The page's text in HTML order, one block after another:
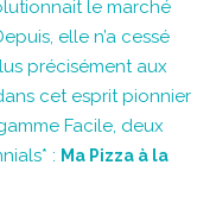
le marché
elle n’a cessé
précisément aux
cet esprit pionnier
Facile, deux
: Ma Pizza à la